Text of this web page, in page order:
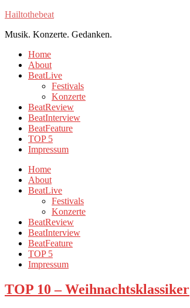
Hailtothebeat
Musik. Konzerte. Gedanken.
Home
About
BeatLive
Festivals
Konzerte
BeatReview
BeatInterview
BeatFeature
TOP 5
Impressum
Home
About
BeatLive
Festivals
Konzerte
BeatReview
BeatInterview
BeatFeature
TOP 5
Impressum
TOP 10 – Weihnachtsklassiker